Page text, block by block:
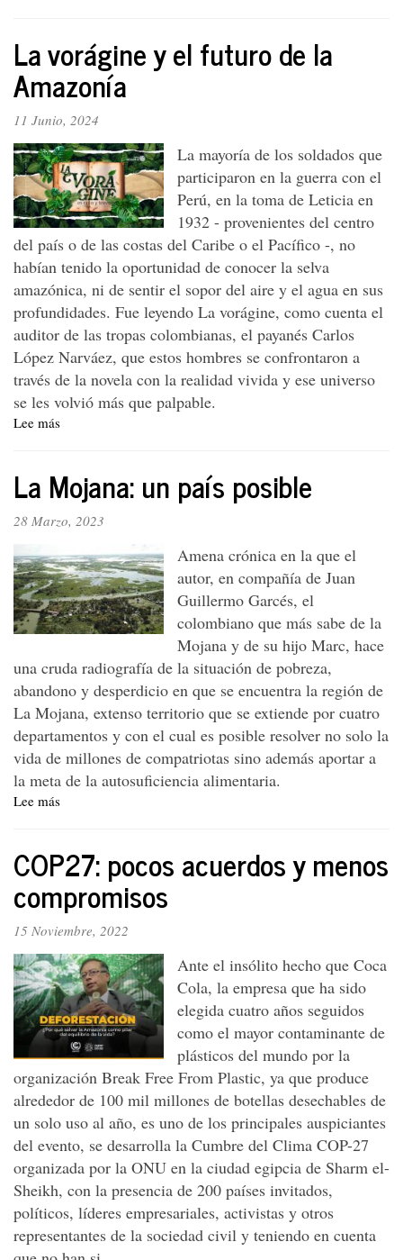
Biodiversidad
bajo
el
lema
de
Paz
con
la
Naturaleza
La vorágine y el futuro de la
Amazonía
11 Junio, 2024
La mayoría de los soldados que
participaron en la guerra con el
Perú, en la toma de Leticia en
1932 - provenientes del centro
del país o de las costas del Caribe o el Pacífico -, no
habían tenido la oportunidad de conocer la selva
amazónica, ni de sentir el sopor del aire y el agua en sus
profundidades. Fue leyendo La vorágine, como cuenta el
auditor de las tropas colombianas, el payanés Carlos
López Narváez, que estos hombres se confrontaron a
través de la novela con la realidad vivida y ese universo
se les volvió más que palpable.
Lee más
y
el
futuro
la
Amazonía
La Mojana: un país posible
28 Marzo, 2023
Amena crónica en la que el
autor, en compañía de Juan
Guillermo Garcés, el
colombiano que más sabe de la
Mojana y de su hijo Marc, hace
una cruda radiografía de la situación de pobreza,
abandono y desperdicio en que se encuentra la región de
La Mojana, extenso territorio que se extiende por cuatro
departamentos y con el cual es posible resolver no solo la
vida de millones de compatriotas sino además aportar a
la meta de la autosuficiencia alimentaria.
Lee más
un
país
posible
COP27: pocos acuerdos y menos
compromisos
15 Noviembre, 2022
Ante el insólito hecho que Coca
Cola, la empresa que ha sido
elegida cuatro años seguidos
como el mayor contaminante de
plásticos del mundo por la
organización Break Free From Plastic, ya que produce
alrededor de 100 mil millones de botellas desechables de
un solo uso al año, es uno de los principales auspiciantes
del evento, se desarrolla la Cumbre del Clima COP-27
organizada por la ONU en la ciudad egipcia de Sharm el-
Sheikh, con la presencia de 200 países invitados,
políticos, líderes empresariales, activistas y otros
representantes de la sociedad civil y teniendo en cuenta